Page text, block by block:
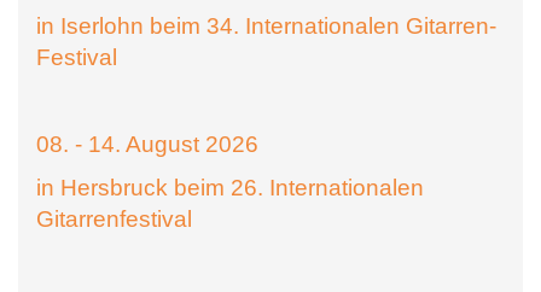
in Iserlohn beim 34. Internationalen Gitarren-
Festival
08. - 14. August 2026
in Hersbruck beim 26. Internationalen
Gitarrenfestival